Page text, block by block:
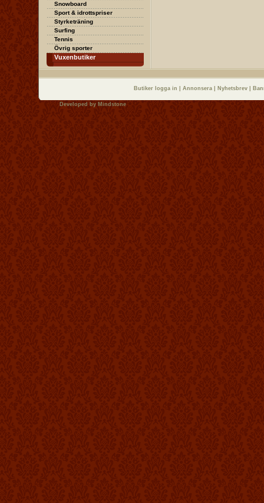
Snowboard
Sport & idrottspriser
Styrketräning
Surfing
Tennis
Övrig sporter
Vuxenbutiker
Butiker logga in Annonsera Nyhetsbrev
Developed by Mindstone